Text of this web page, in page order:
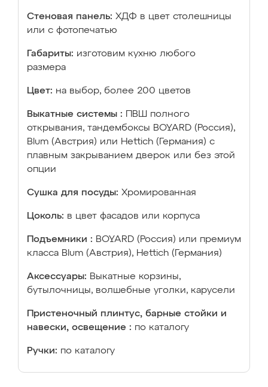
Стеновая панель: ХДФ в цвет столешницы
или с фотопечатью
Габариты: изготовим кухню любого
размера
Цвет: на выбор, более 200 цветов
Выкатные системы :
ПВШ полного
открывания, тандембоксы BOYARD (Россия),
Blum (Австрия) или Hettich (Германия) с
плавным закрыванием дверок или без этой
опции
Сушка для посуды: Хромированная
Цоколь: в цвет фасадов или корпуса
Подъемники : BOYARD (Россия) или премиум
класса Blum (Австрия), Hettich (Германия)
Аксессуары: Выкатные корзины,
бутылочницы, волшебные уголки, карусели
Пристеночный плинтус, барные стойки и
навески, освещение : по каталогу
Ручки: по каталогу